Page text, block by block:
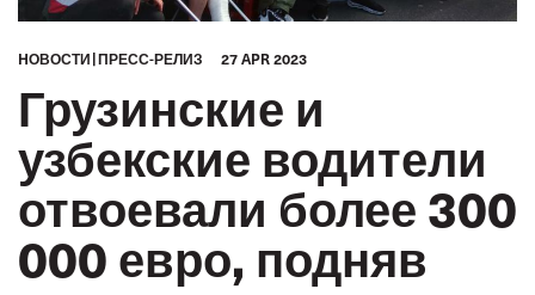
HОВОСТИ ПРЕСС-РЕЛИЗ 27 APR 2023
Грузинские и
узбекские водители
отвоевали более 300
000 евро, подняв